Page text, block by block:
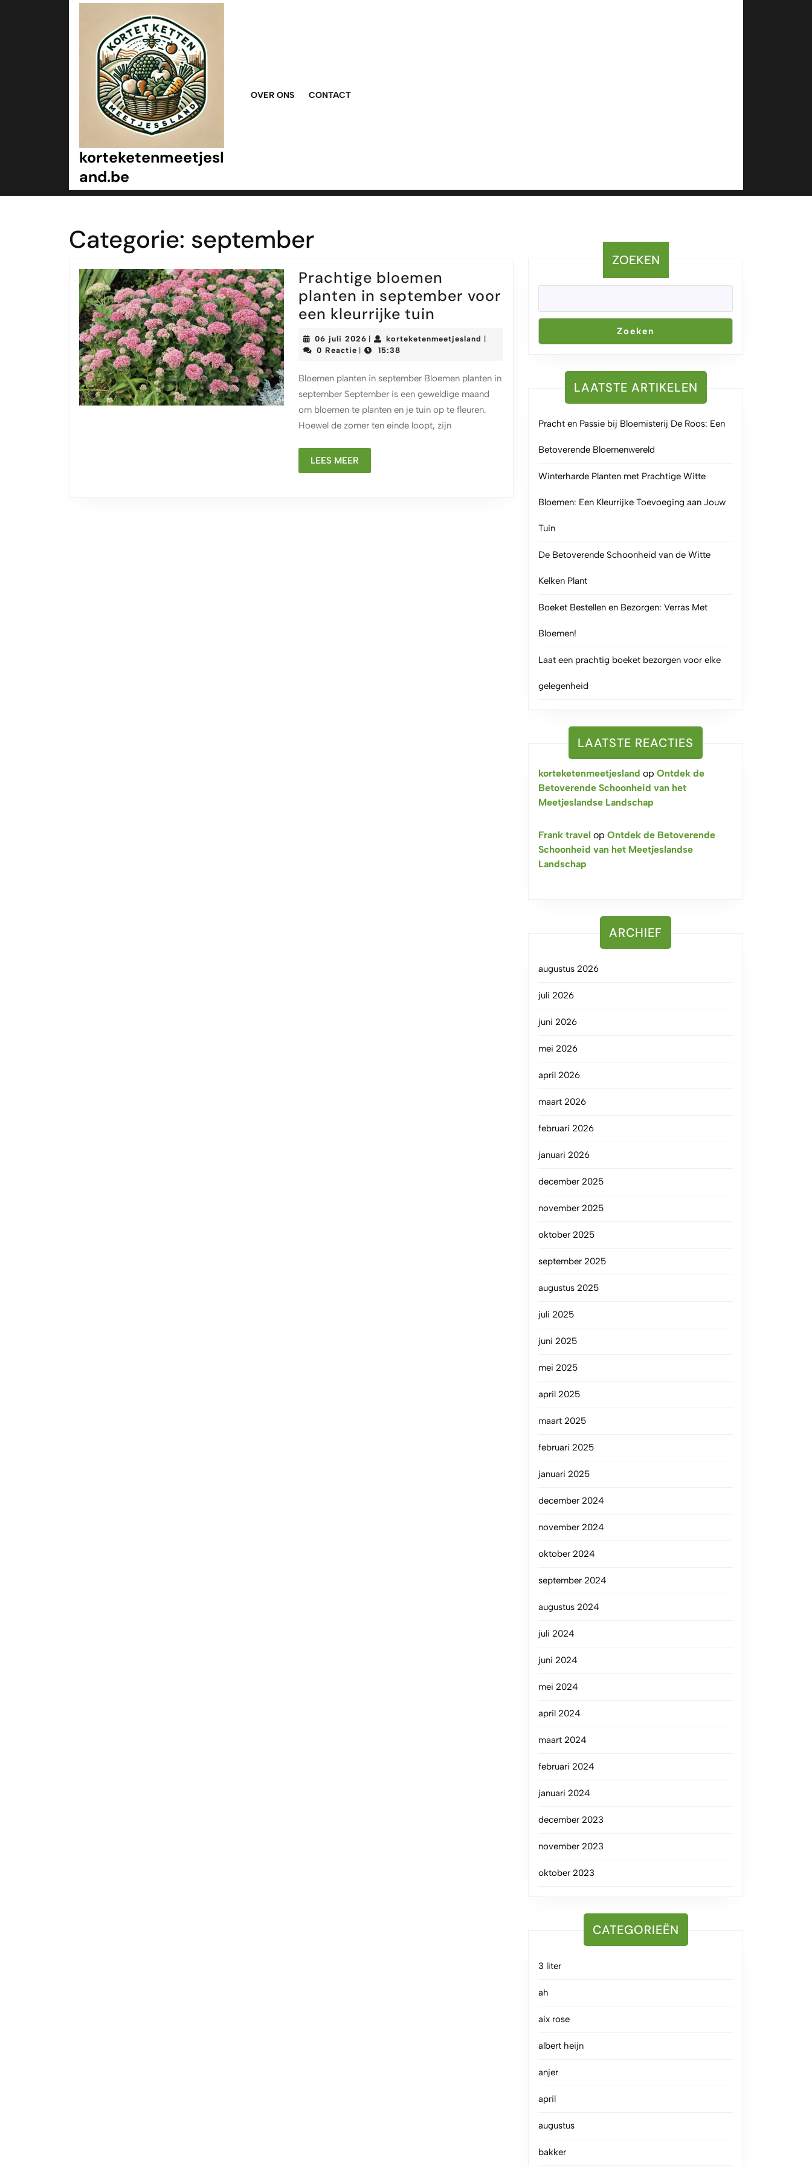
korteketenmeetjesl
and.be
OVER ONS CONTACT
Categorie: september
Prachtige bloemen
planten in september voor
een kleurrijke tuin
bloemen
planten
september
voor
een
06 juli 2026 06
juli
korteketenmeetjesland korteketenmeetjesland
0 Reactie 15:38
Bloemen planten in september Bloemen planten in
september September is een geweldige maand
om bloemen te planten en je tuin op te fleuren.
Hoewel de zomer ten einde loopt, zijn
LEES MEER
MEER
ZOEKEN
Zoeken
LAATSTE ARTIKELEN
Pracht en Passie bij Bloemisterij De Roos: Een
Betoverende Bloemenwereld
Winterharde Planten met Prachtige Witte
Bloemen: Een Kleurrijke Toevoeging aan Jouw
Tuin
De Betoverende Schoonheid van de Witte
Kelken Plant
Boeket Bestellen en Bezorgen: Verras Met
Bloemen!
Laat een prachtig boeket bezorgen voor elke
gelegenheid
LAATSTE REACTIES
korteketenmeetjesland op Ontdek de
Betoverende Schoonheid van het
Meetjeslandse Landschap
Frank travel op Ontdek de Betoverende
Schoonheid van het Meetjeslandse
Landschap
ARCHIEF
augustus 2026
juli 2026
juni 2026
mei 2026
april 2026
maart 2026
februari 2026
januari 2026
december 2025
november 2025
oktober 2025
september 2025
augustus 2025
juli 2025
juni 2025
mei 2025
april 2025
maart 2025
februari 2025
januari 2025
december 2024
november 2024
oktober 2024
september 2024
augustus 2024
juli 2024
juni 2024
mei 2024
april 2024
maart 2024
februari 2024
januari 2024
december 2023
november 2023
oktober 2023
CATEGORIEËN
3 liter
ah
aix rose
albert heijn
anjer
april
augustus
bakker